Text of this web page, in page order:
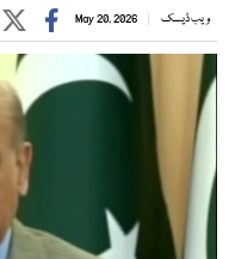
ویب ڈیسک May 20, 2026